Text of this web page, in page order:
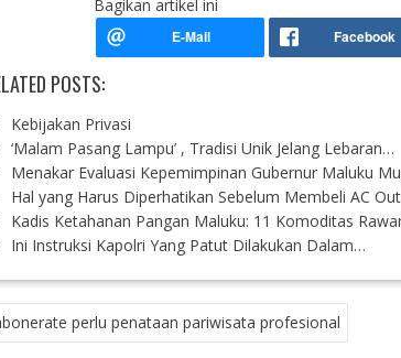
Bagikan artikel ini
POSTS:
Kebijakan Privasi
‘Malam Pasang Lampu’ , Tradisi Unik Jelang Lebaran…
Menakar Evaluasi Kepemimpinan Gubernur Maluku
Hal yang Harus Diperhatikan Sebelum Membeli AC
Kadis Ketahanan Pangan Maluku: 11 Komoditas
Ini Instruksi Kapolri Yang Patut Dilakukan Dalam…
perlu penataan pariwisata profesional